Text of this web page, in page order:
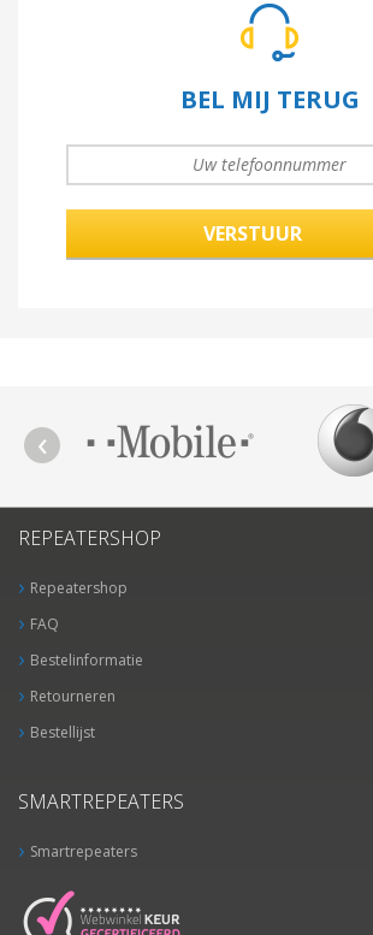
BEL MIJ TERUG
UW
REPEATERSHOP
Repeatershop
FAQ
Bestelinformatie
Retourneren
Bestellijst
SMARTREPEATERS
Smartrepeaters